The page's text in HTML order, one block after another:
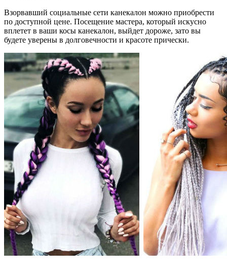
Взорвавший социальные сети канекалон можно приобрести
по доступной цене. Посещение мастера, который искусно
вплетет в ваши косы канекалон, выйдет дороже, зато вы
будете уверены в долговечности и красоте прически.